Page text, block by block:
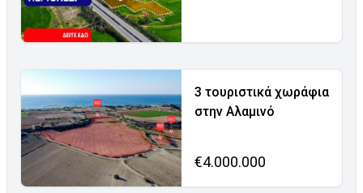
3 τουριστικά χωράφια
στην Αλαμινό
€4.000.000